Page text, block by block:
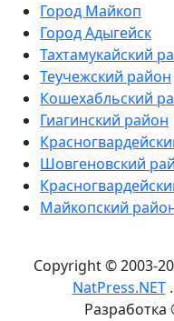
Город Майкоп
Город Адыгейск
Тахтамукайский
Теучежский район
Кошехабльский
Гиагинский район
Шовгеновский
Майкопский
Copyright © 2003-
NatPress.NET.
Разработка